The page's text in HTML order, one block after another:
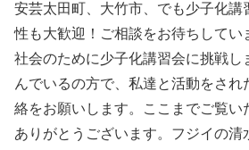
安芸太田町、大竹市、でも少子化講
性も大歓迎！ご相談をお待ちしてい
社会のために少子化講習会に挑戦し
んでいるの方で、私達と活動をされ
絡をお願いします。ここまでご覧い
ありがとうございます。フジイの清